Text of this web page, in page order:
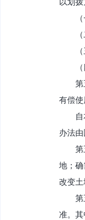
（一
（二
（三
（四
第五
有偿使
自本
办法
第五
地；
改变
第五
准。